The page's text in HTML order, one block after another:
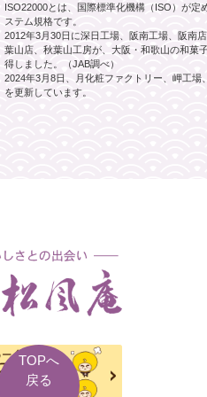
ISO22000とは、国際標準化機構（ISO）が定
ステム規格です。
2012年3月30日に深日工場、阪南工場、阪南
葉山店、秋葉山工房が、大阪・和歌山の和菓
得しました。（JAB調べ）
2024年3月8日、月化粧ファクトリー、岬工
を更新しています。
TOPへ
戻る